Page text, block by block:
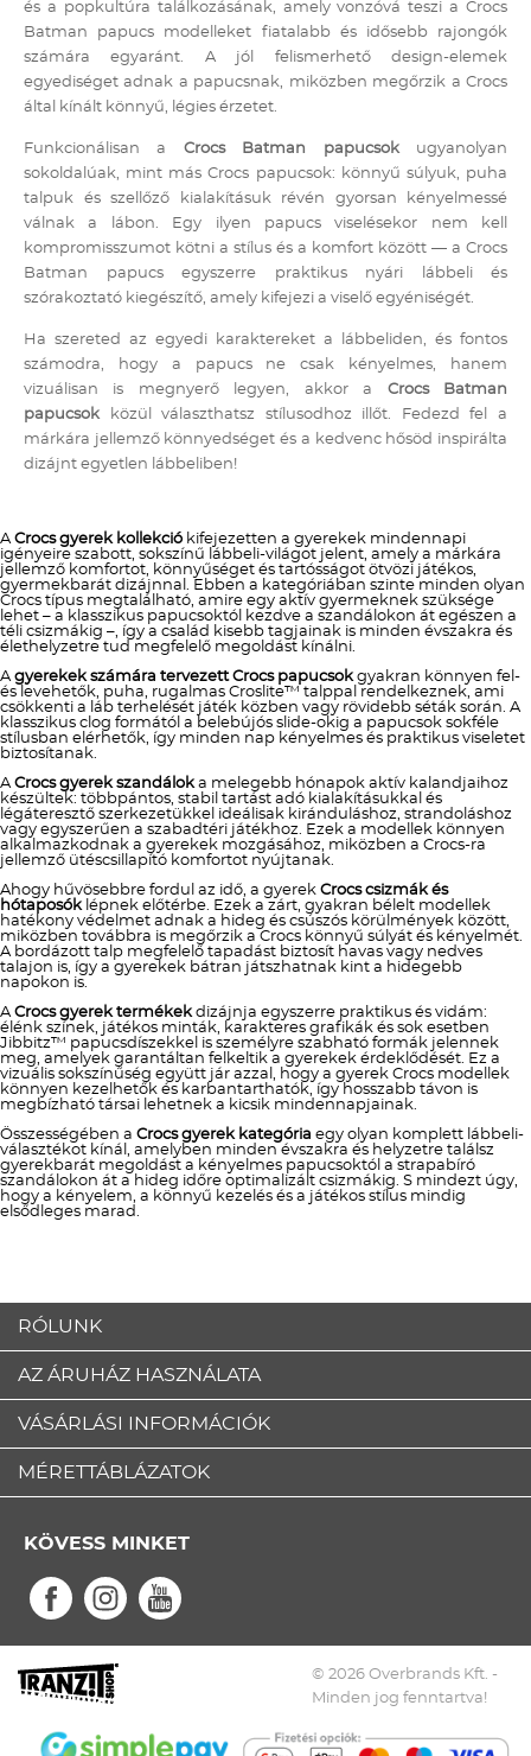
és a popkultúra találkozásának, amely vonzóvá teszi a Crocs
Batman papucs modelleket fiatalabb és idősebb rajongók
számára egyaránt. A jól felismerhető design-elemek
egyediséget adnak a papucsnak, miközben megőrzik a Crocs
által kínált könnyű, légies érzetet.
Funkcionálisan a Crocs Batman papucsokugyanolyan
sokoldalúak, mint más Crocs papucsok: könnyű súlyuk, puha
talpuk és szellőző kialakításuk révén gyorsan kényelmessé
válnak a lábon. Egy ilyen papucs viselésekor nem kell
kompromisszumot kötni a stílus és a komfort között — a Crocs
Batman papucs egyszerre praktikus nyári lábbeli és
szórakoztató kiegészítő, amely kifejezi a viselő egyéniségét.
Ha szereted az egyedi karaktereket a lábbeliden, és fontos
számodra, hogy a papucs ne csak kényelmes, hanem
vizuálisan is megnyerő legyen, akkor a Crocs Batman
papucsokközül választhatsz stílusodhoz illőt. Fedezd fel a
márkára jellemző könnyedséget és a kedvenc hősöd inspirálta
dizájnt egyetlen lábbeliben!
ACrocs gyerek kollekció kifejezetten a gyerekek mindennapi
igényeire szabott, sokszínű lábbeli-világot jelent, amely a márkára
jellemző komfortot, könnyűséget és tartósságot ötvözi játékos,
gyermekbarát dizájnnal. Ebben a kategóriában szinte minden olyan
Crocs típus megtalálható, amire egy aktív gyermeknek szüksége
lehet – a klasszikus papucsoktól kezdve a szandálokon át egészen a
téli csizmákig –, így a család kisebb tagjainak is minden évszakra és
élethelyzetre tud megfelelő megoldást kínálni.
Agyerekek számára tervezett Crocs papucsokgyakran könnyen fel-
és levehetők, puha, rugalmas Croslite™ talppal rendelkeznek, ami
csökkenti a láb terhelését játék közben vagy rövidebb séták során. A
klasszikus clog formától a belebújós slide-okig a papucsok sokféle
stílusban elérhetők, így minden nap kényelmes és praktikus viseletet
biztosítanak.
ACrocs gyerek szandáloka melegebb hónapok aktív kalandjaihoz
készültek: többpántos, stabil tartást adó kialakításukkal és
légáteresztő szerkezetükkel ideálisak kiránduláshoz, strandoláshoz
vagy egyszerűen a szabadtéri játékhoz. Ezek a modellek könnyen
alkalmazkodnak a gyerekek mozgásához, miközben a Crocs-ra
jellemző ütéscsillapító komfortot nyújtanak.
Ahogy hűvösebbre fordul az idő, a gyerek Crocs csizmák és
hótaposóklépnek előtérbe. Ezek a zárt, gyakran bélelt modellek
hatékony védelmet adnak a hideg és csúszós körülmények között,
miközben továbbra is megőrzik a Crocs könnyű súlyát és kényelmét.
A bordázott talp megfelelő tapadást biztosít havas vagy nedves
talajon is, így a gyerekek bátran játszhatnak kint a hidegebb
napokon is.
ACrocs gyerek termékekdizájnja egyszerre praktikus és vidám:
élénk színek, játékos minták, karakteres grafikák és sok esetben
Jibbitz™ papucsdíszekkel is személyre szabható formák jelennek
meg, amelyek garantáltan felkeltik a gyerekek érdeklődését. Ez a
vizuális sokszínűség együtt jár azzal, hogy a gyerek Crocs modellek
könnyen kezelhetők és karbantarthatók, így hosszabb távon is
megbízható társai lehetnek a kicsik mindennapjainak.
Összességében a Crocs gyerek kategória egy olyan komplett lábbeli-
választékot kínál, amelyben minden évszakra és helyzetre találsz
gyerekbarát megoldást a kényelmes papucsoktól a strapabíró
szandálokon át a hideg időre optimalizált csizmákig. S mindezt úgy,
hogy a kényelem, a könnyű kezelés és a játékos stílus mindig
elsődleges marad.
RÓLUNK
AZ ÁRUHÁZ HASZNÁLATA
VÁSÁRLÁSI INFORMÁCIÓK
MÉRETTÁBLÁZATOK
KÖVESS MINKET
© 2026 Overbrands Kft. -
Minden jog fenntartva!